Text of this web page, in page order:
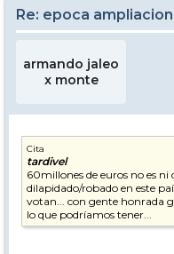
Re: epoca
armando jaleo
x monte
Cita
tardivel
60millones de euros no es ni
dilapidado/robado en este
votan... con gente honrada
lo que podríamos tener...